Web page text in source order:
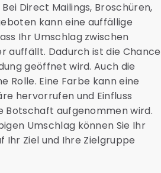
Direct Mailings, Broschüren,
kann eine auffällige
Ihr Umschlag zwischen
auffällt. Dadurch ist die Chance
geöffnet wird. Auch die
Rolle. Eine Farbe kann eine
hervorrufen und Einfluss
Botschaft aufgenommen wird.
Umschlag können Sie Ihr
Ihr Ziel und Ihre Zielgruppe